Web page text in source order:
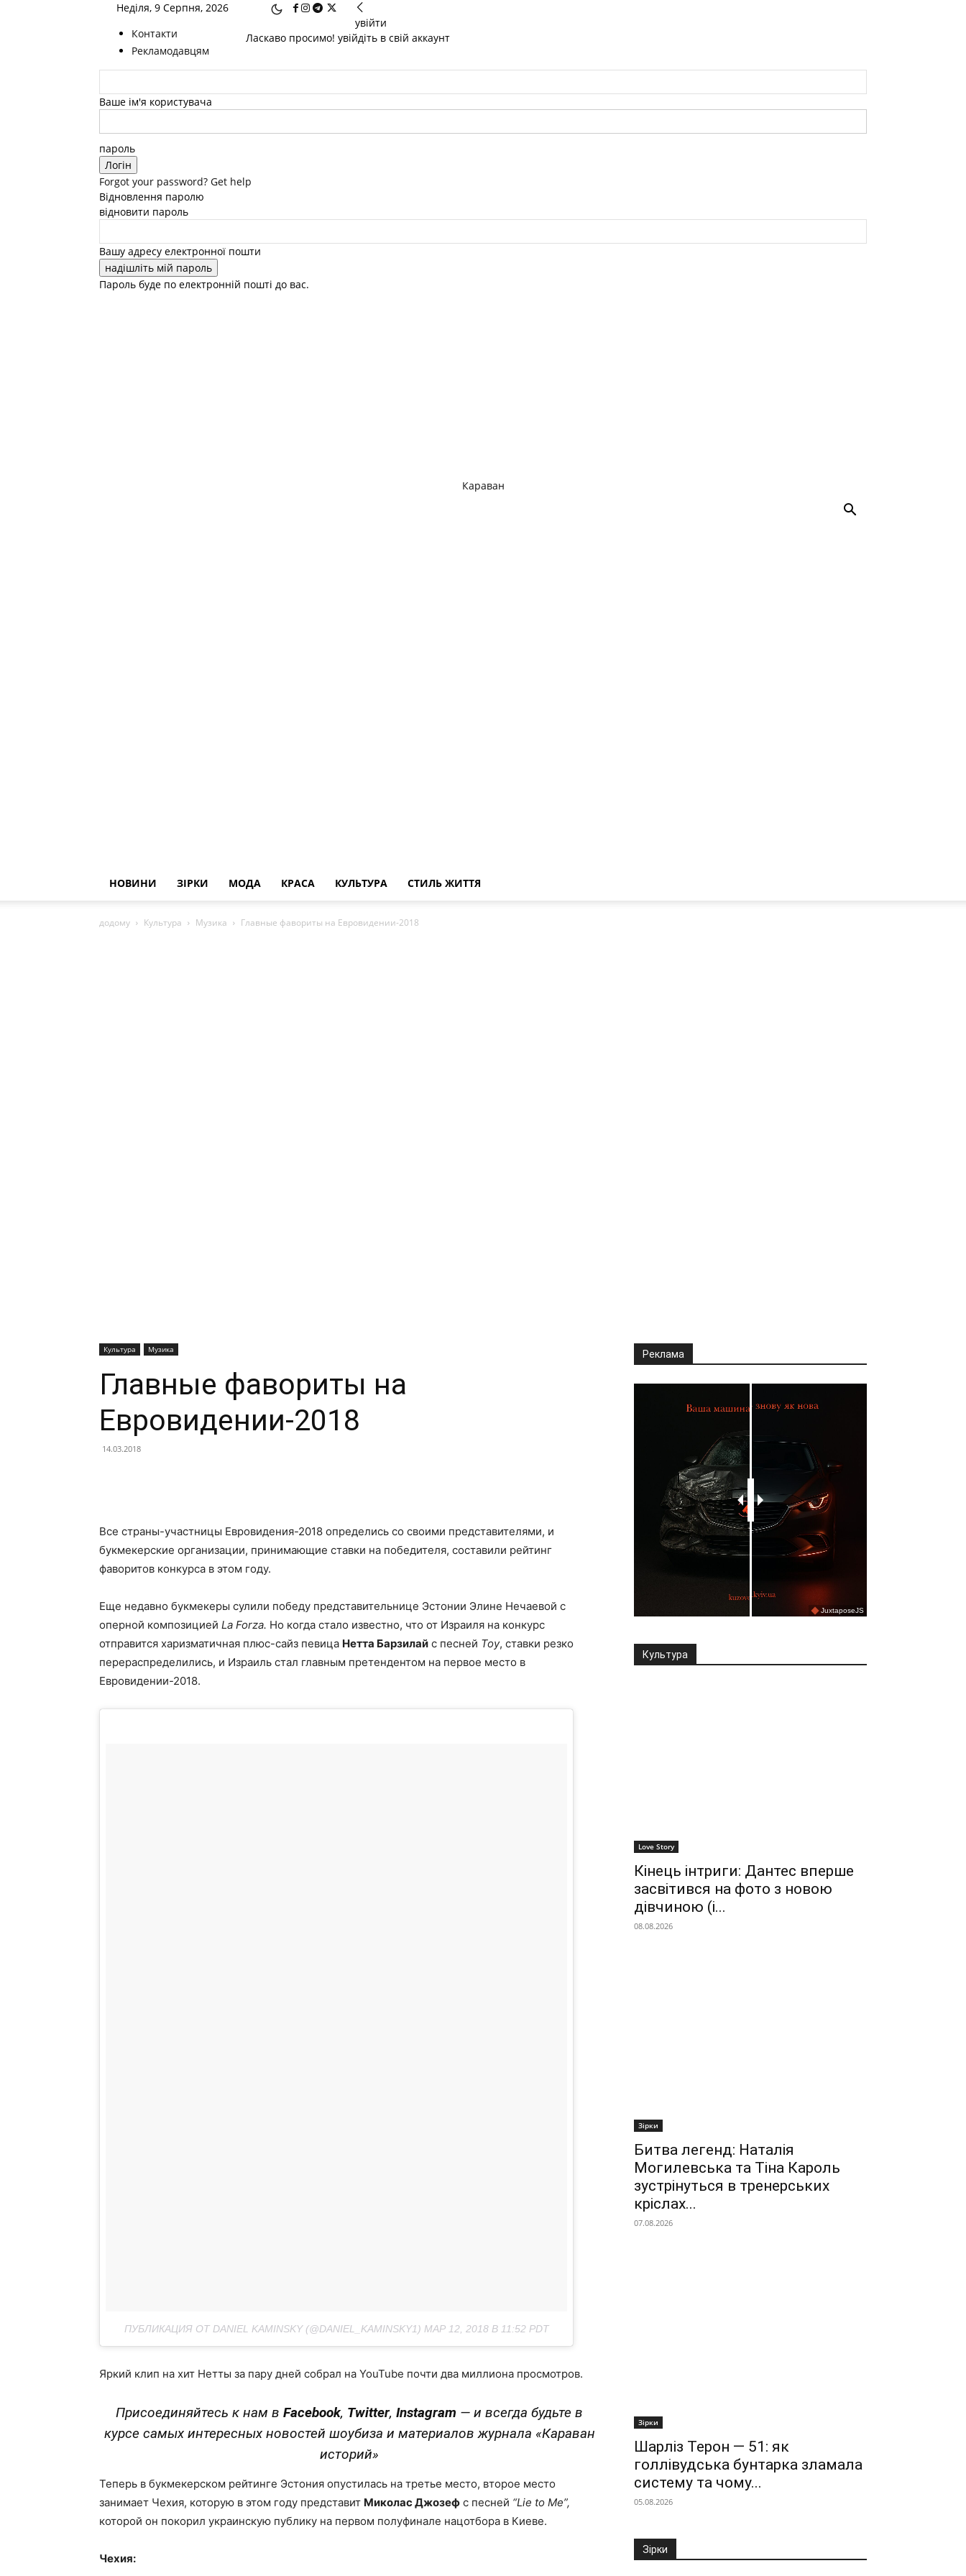
Неділя, 9 Серпня, 2026
Контакти
Рекламодавцям
увійти
Ласкаво просимо! увійдіть в свій аккаунт
Ваше ім'я користувача
пароль
Forgot your password? Get help
Відновлення паролю
відновити пароль
Вашу адресу електронної пошти
Пароль буде по електронній пошті до вас.
Караван
НОВИНИ ЗІРКИ МОДА КРАСА КУЛЬТУРА СТИЛЬ ЖИТТЯ
додому Культура Музика Главные фавориты на Евровидении-2018
Культура Музика
Главные фавориты на
Евровидении-2018
14.03.2018
Все страны-участницы Евровидения-2018 определись со своими представителями, и
букмекерские организации, принимающие ставки на победителя, составили рейтинг
фаворитов конкурса в этом году.
Еще недавно букмекеры сулили победу представительнице Эстонии Элине Нечаевой c
оперной композицией La Forza. Но когда стало известно, что от Израиля на конкурс
отправится харизматичная плюс-сайз певица Нетта Барзилай с песней Toy, ставки резко
перераспределились, и Израиль стал главным претендентом на первое место в
Евровидении-2018.
ПУБЛИКАЦИЯ ОТ DANIEL KAMINSKY (@DANIEL_KAMINSKY1) МАР 12, 2018 В 11:52 PDT
Яркий клип на хит Нетты за пару дней собрал на YouTube почти два миллиона просмотров.
Присоединяйтесь к нам в Facebook, Twitter, Instagram — и всегда будьте в
курсе самых интересных новостей шоубиза и материалов журнала «Караван
историй»
Теперь в букмекерском рейтинге Эстония опустилась на третье место, второе место
занимает Чехия, которую в этом году представит Миколас Джозеф с песней “Lie to Me”,
которой он покорил украинскую публику на первом полуфинале нацотбора в Киеве.
Чехия:
Реклама
Культура
Love Story
Кінець інтриги: Дантес вперше
засвітився на фото з новою
дівчиною (і...
08.08.2026
Зірки
Битва легенд: Наталія
Могилевська та Тіна Кароль
зустрінуться в тренерських
кріслах...
07.08.2026
Зірки
Шарліз Терон — 51: як
голлівудська бунтарка зламала
систему та чому...
05.08.2026
Зірки